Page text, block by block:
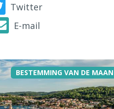
Twitter
E-mail
BESTEMMING VAN DE